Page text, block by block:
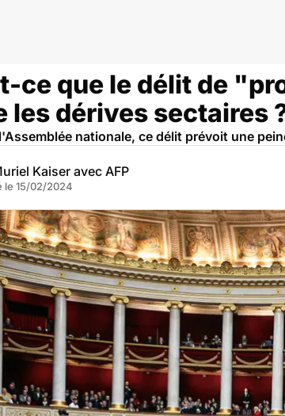
ce que le délit de
les dérives sectaires
nationale, ce délit prévoit une
Kaiser avec AFP
le 15/02/2024